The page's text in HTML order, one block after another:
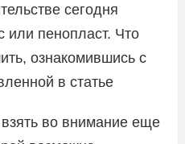
сегодня
или пенопласт. Что
ознакомившись с
в статье
во внимание еще